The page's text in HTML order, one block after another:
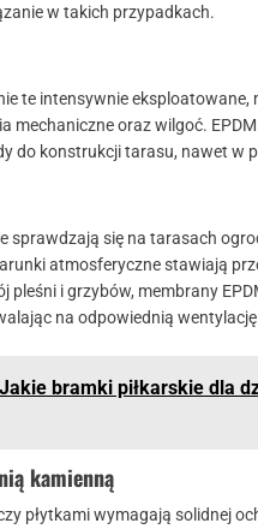
w takich przypadkach.
te intensywnie
mechaniczne oraz wilgoć.
do konstrukcji tarasu, nawet w
sprawdzają się na tarasach
atmosferyczne stawiają
pleśni i grzybów, membrany
na odpowiednią
Jakie bramki piłkarskie dla
kamienną
płytkami wymagają solidnej